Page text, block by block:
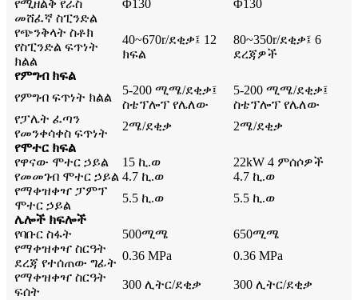
የሚዘልቅ የራስ
መሸፈኛ ስፒንድል
Φ130 Φ130
የጭንቅላት ስቶክ
የስፒንድል ፍጥነት
ክልል
40~670r/ደቂቃ፤ 12
ክፍል
80~350r/ደቂቃ፤ 6
ደረጃዎች
የምግብ ክፍል
የምግብ ፍጥነት ክልል
5-200 ሚሜ/ደቂቃ፤
ስቴፕሎፕ የሌለው
5-200 ሚሜ/ደቂቃ፤
ስቴፕሎፕ የሌለው
የፓሌት ፈጣን
የመንቀሳቀስ ፍጥነት
2ሜ/ደቂቃ
2ሜ/ደቂቃ
የሞተር ክፍል
የዋናው ሞተር ኃይል
15 ኪ.ወ
22kW 4 ምሰሶዎች
የመመገብ ሞተር ኃይል 4.7 ኪ.ወ
4.7 ኪ.ወ
የማቀዝቀዣ ፓምፕ
ሞተር ኃይል
5.5 ኪ.ወ
5.5 ኪ.ወ
ሌሎች ክፍሎች
የባቡር ስፋት
500ሚሜ
650ሚሜ
የማቀዝቀዣ ስርዓት
ደረጃ የተሰጠው ግፊት
0.36 MPa
0.36 MPa
የማቀዝቀዣ ስርዓት
ፍሰት
300 ሊትር/ደቂቃ 300 ሊትር/ደቂቃ